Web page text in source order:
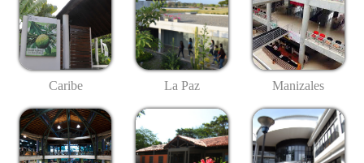
Caribe La Paz Manizales